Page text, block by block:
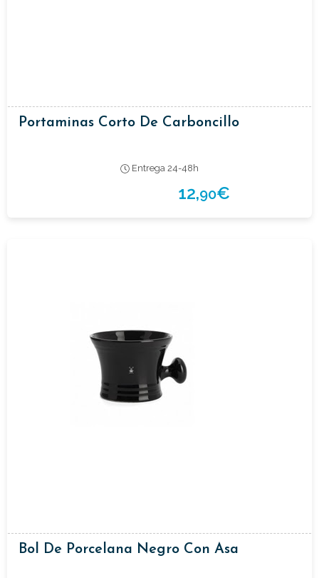
Portaminas Corto De Carboncillo
Entrega 24-48h
12,90€
Bol De Porcelana Negro Con Asa